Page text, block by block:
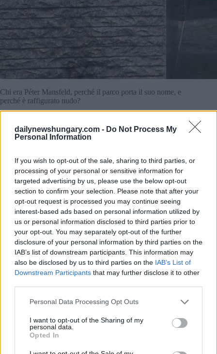
dailynewshungary.com - Do Not Process My
Personal Information
If you wish to opt-out of the sale, sharing to third parties, or
processing of your personal or sensitive information for
targeted advertising by us, please use the below opt-out
section to confirm your selection. Please note that after your
opt-out request is processed you may continue seeing
interest-based ads based on personal information utilized by
us or personal information disclosed to third parties prior to
your opt-out. You may separately opt-out of the further
disclosure of your personal information by third parties on the
IAB’s list of downstream participants. This information may
also be disclosed by us to third parties on the IAB’s List of
Downstream Participants that may further disclose it to other
Please note that this website/app uses one or more Google
not limited to your visit or usage behaviour. You may click to
grant or deny consent to Google and its third-party tags to
use your data for below specified purposes in below Google
consent section.
Personal Data Processing Opt Outs
I want to opt-out of the Sharing of my
personal data.
Opted In
Chi era Péter Mansfeld, perché il parco porta il suo nome, e
perché è raffigurato nudo?
mezzo della seconda guerra mondiale Suo padre e suo nonno
furono deportati dai sovietici per fare lavori forzati, anche se
1956, quando il
scoppiò la rivoluzione contro la
Repubblica popolare ungherese e le sue politiche imposte
dai sovietici Mansfeld aveva solo 15 anni.
Nonostante la sua giovane età, si unì alla rivolta, dove la sua
diligenza gli valse un posto.
Fino all’invasione di Budapest da parte di una grande forza
sovietica il 4 novembre,ha lavorato con i combattenti per
la libertà.
Dopodiché, sperando che inizi una nuova rivolta
per avere un arsenale pronto.
rubato auto e commesso diversi crimini con i suoi amici.
Con la caduta della rivoluzione e la fine di tutta la sua attività,
Dopo aver rapito un poliziotto per acquisire la sua arma,
cercarono di spezzarlo, ma lui resistette e non rivelò l’identità
dei suoi amici.
Fu accusato di numerosi reati: l’organizzazione e la